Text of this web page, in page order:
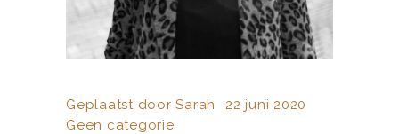
Geplaatst doorSarah
22 juni 2020
Geen categorie